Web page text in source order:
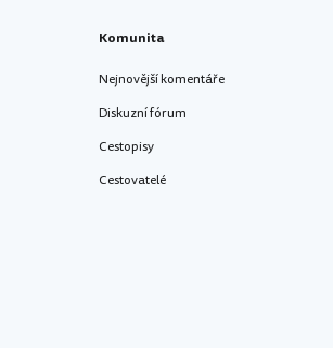
Komunita
Nejnovější komentáře
Diskuzní fórum
Cestopisy
Cestovatelé